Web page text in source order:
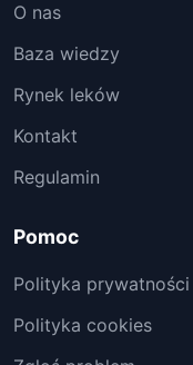
O nas
Baza wiedzy
Rynek leków
Kontakt
Regulamin
Pomoc
Polityka prywatności
Polityka cookies